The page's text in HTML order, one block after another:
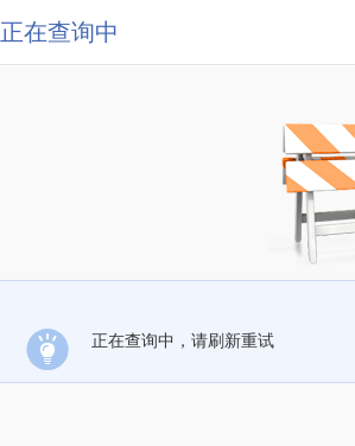
正在查询中
正在查询中，请刷新重试